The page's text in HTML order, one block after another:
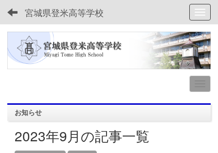
宮城県登米高等学校
お知らせ
2023年9月の記事一覧